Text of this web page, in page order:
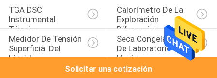
TGA DSC
Instrumental
Térmico
Calorímetro De La
Exploración
Diferencial
Medidor De Tensión
Superficial Del
Líquido
Seca Congeladora
De Laboratorio Con
Vacío
Solicitar una cotización